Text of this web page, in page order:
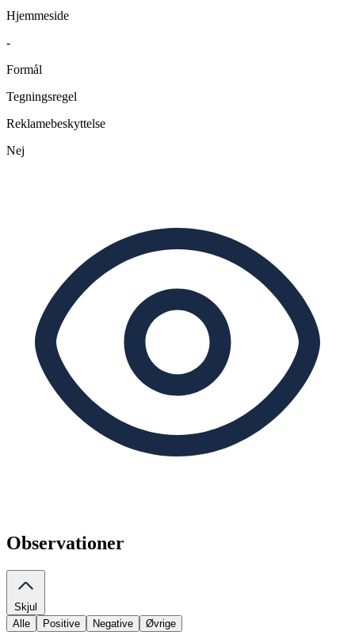
Hjemmeside
-
Formål
Tegningsregel
Reklamebeskyttelse
Nej
Observationer
Skjul
Alle
Positive Negative Øvrige